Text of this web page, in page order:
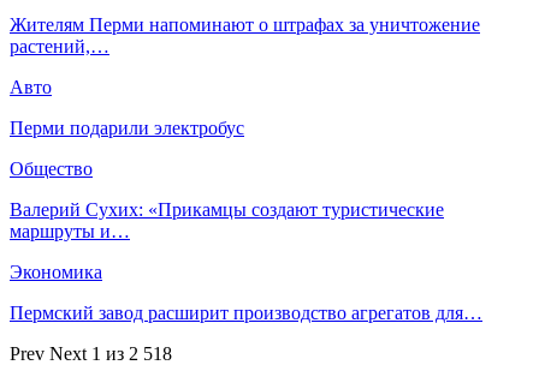
Жителям Перми напоминают о штрафах за уничтожение
растений,…
Авто
Перми подарили электробус
Общество
Валерий Сухих: «Прикамцы создают туристические
маршруты и…
Экономика
Пермский завод расширит производство агрегатов для…
Prev Next 1 из 2 518